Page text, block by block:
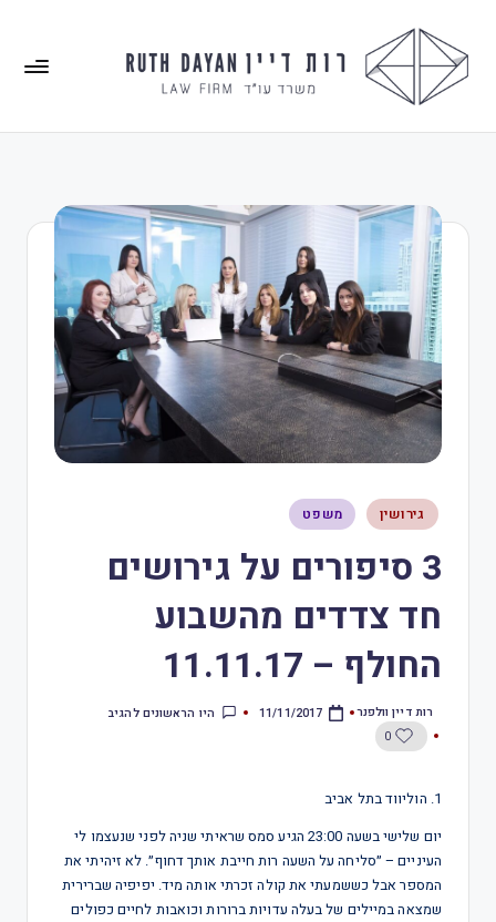
גירושין משפט
3 סיפורים על גירושים
חד צדדים מהשבוע
החולף – 11.11.17
רות דיין וולפנר 11/11/2017
היו הראשונים להגיב
0
1. הוליווד בתל אביב
יום שלישי בשעה 23:00 הגיע סמס שראיתי שניה לפני שנעצמו לי
העיניים – ״סליחה על השעה רות חייבת אותך דחוף״. לא זיהיתי את
המספר אבל כששמעתי את קולה זכרתי אותה מיד. יפיפיה שברירית
שמצאה במיילים של בעלה עדויות ברורות וכואבות לחיים כפולים